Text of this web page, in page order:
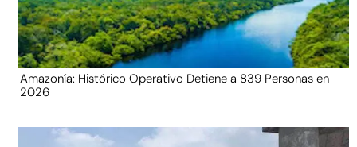
Amazonía: Histórico Operativo Detiene a 839 Personas en
2026